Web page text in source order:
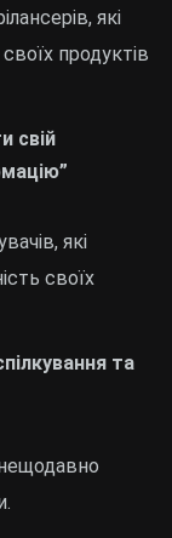
які
продуктів
свій
які
своїх
та